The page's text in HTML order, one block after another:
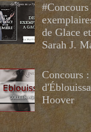
de Glace
Sarah J.
Concours
Hoover